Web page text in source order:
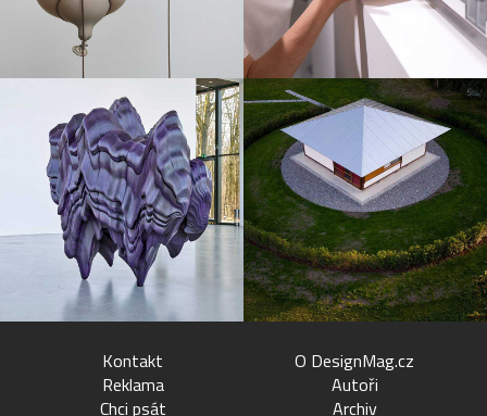
Kontakt
Reklama
Chci psát
O DesignMag.cz
Autoři
Archiv